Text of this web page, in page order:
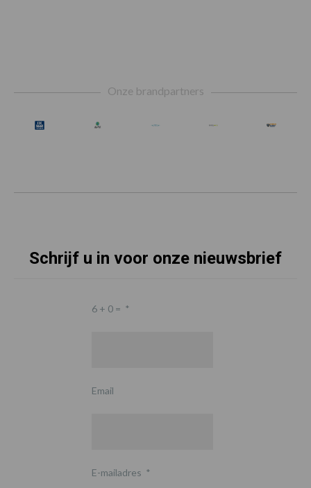
Onze brandpartners
Schrijf u in voor onze nieuwsbrief
6 + 0 = *
Email
E-mailadres *